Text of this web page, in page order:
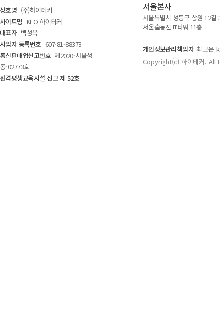
상호명 (주)하이테커
사이트명 KFO 하이테커
대표자 백성욱
사업자 등록번호 607-81-88373
통신판매업신고번호 제2020-서울성
동-02773호
원격평생교육시설 신고 제 52호
서울본사
서울특별시 성동구 상원 12길
서울숲동진 IT타워 11층
개인정보관리책임자 최고은
Copyright(c) 하이테커.